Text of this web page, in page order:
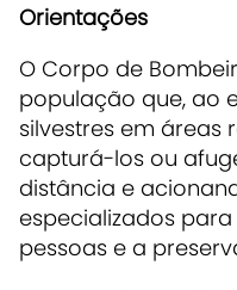
Orientações
O Corpo de
população que, ao
silvestres em áreas
capturá-los ou
distância e
especializados
pessoas e a